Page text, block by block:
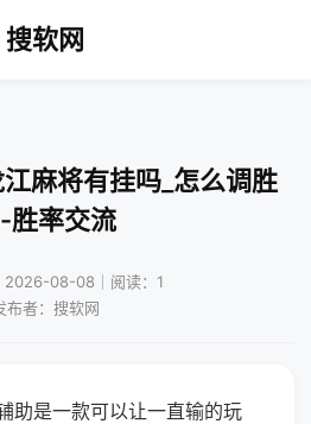
搜软网
麻将有挂吗_怎么调胜
胜率交流
2026-08-08｜阅读：1
布者：搜软网
助是一款可以让一直输的玩